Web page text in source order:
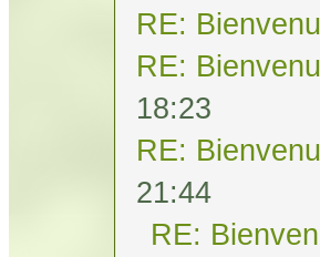
RE:
RE:
18:23
RE:
21:44
RE: